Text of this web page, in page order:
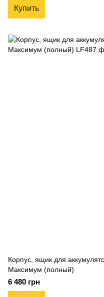
Купить
Корпус, ящик для
Максимум (полный)
6 480 грн